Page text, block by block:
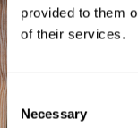
provided to them
of their services.
Consent
Selection
Necessary